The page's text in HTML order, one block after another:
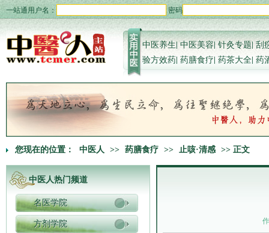
一站通用户名： 密码
中医养生|中医美容|针灸专题|刮
验方效药| 药膳食疗| 药茶大全| 药
您现在的位置： 中医人 >> 药膳食疗 >> 止咳·清感 >> 正文
中医人热门频道
名医学院
方剂学院